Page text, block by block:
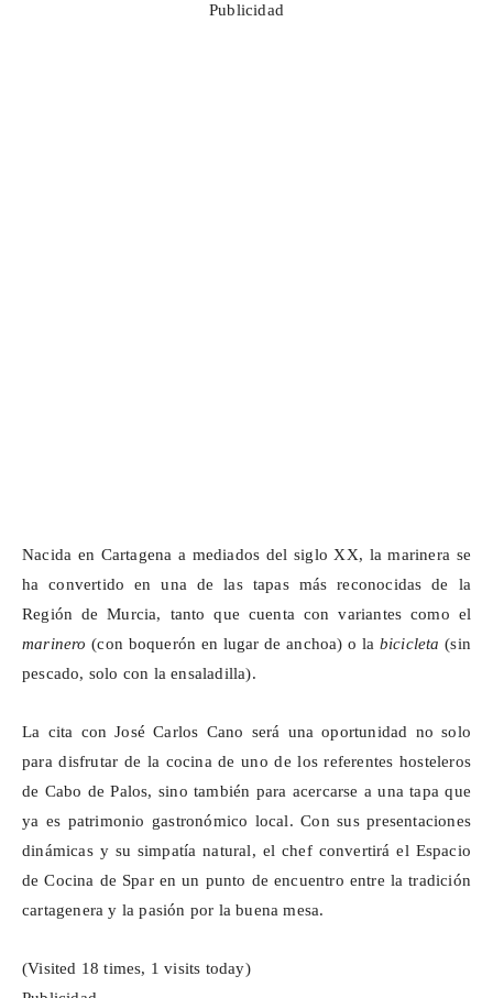
Publicidad
Nacida en Cartagena a mediados del siglo XX, la marinera se
ha convertido en una de las tapas más reconocidas de la
Región de Murcia, tanto que cuenta con variantes como el
marinero (con boquerón en lugar de anchoa) o la bicicleta (sin
pescado, solo con la ensaladilla).
La cita con José Carlos Cano será una oportunidad no solo
para disfrutar de la cocina de uno de los referentes hosteleros
de Cabo de Palos, sino también para acercarse a una tapa que
ya es patrimonio gastronómico local. Con sus presentaciones
dinámicas y su simpatía natural, el chef convertirá el Espacio
de Cocina de Sparen un punto de encuentro entre la tradición
cartagenera y la pasión por la buena mesa.
(Visited 18 times, 1 visits today)